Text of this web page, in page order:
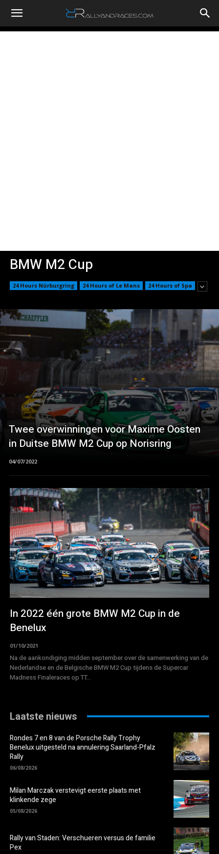
RallyandRaces.com
BMW M2 Cup
24 Hours Nürburgring 24 Hours of Le Mans 24 Hours of Spa
Twee overwinningen voor Maxime Oosten
in Duitse BMW M2 Cup op Norisring
04/07/2022
In 2022 één grote BMW M2 Cup in de
Benelux
01/10/2021
Na de aankondiging midden september over de samenwerking van de
Nederlandse en de Belgische BMW M2 Cup tijdens de Supercar
Madness Finaleraces op TT...
Laatste nieuws
Rondes 7 en 8 van de Porsche Rally Trophy
Benelux uitgesteld na annulering Saarland-Pfalz
Rally
06/08/2026
Milan Marczak verstevigt eerste plaats met
klinkende zege
05/08/2026
Rally van Staden: Verschueren versus de familie
Pex